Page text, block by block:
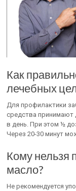
Как
лечебных
Для профилактики
средства принимают
в день. При этом ½
Через 20-30 минут
Кому нельзя
масло?
Не рекомендуется